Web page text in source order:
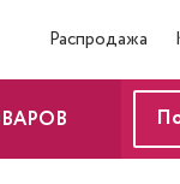
Распродажа